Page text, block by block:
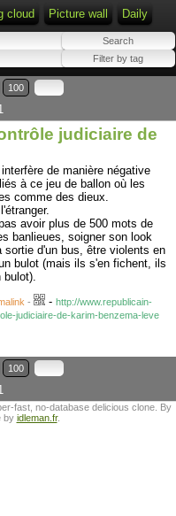
cloud Picture wall Daily
100
judiciaire de
de manière négative
à ce jeu de ballon où les
comme des dieux.
avoir plus de 500 mots de
banlieues, soigner son look
d'un bus, être violents en
bulot (mais ils s'en fichent, ils
bulot).
- - http://www.republicain-
judiciaire-de-karim-benzema-leve
100
fast, no-database delicious clone. By
by idleman.fr.